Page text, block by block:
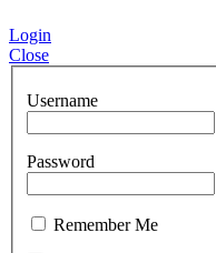
Login
Close
Username
Password
Remember Me